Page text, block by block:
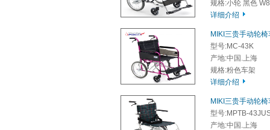
规格:小轮 黑色 W8
详细介绍
MIKI三贵手动轮椅
型号:MC-43K
产地:中国.上海
规格:粉色车架
详细介绍
MIKI三贵手动轮椅
型号:MPTB-
产地:中国.上海